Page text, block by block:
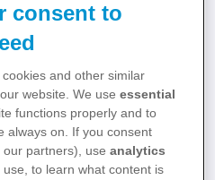
consent to
and other similar
website. We useessential
functions properly and to
always on. If you consent
our partners), useanalytics
to learn what content is